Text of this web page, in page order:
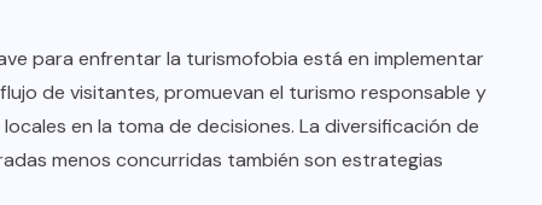
para enfrentar la turismofobia está en implementar
de visitantes, promuevan el turismo responsable y
en la toma de decisiones. La diversificación de
menos concurridas también son estrategias